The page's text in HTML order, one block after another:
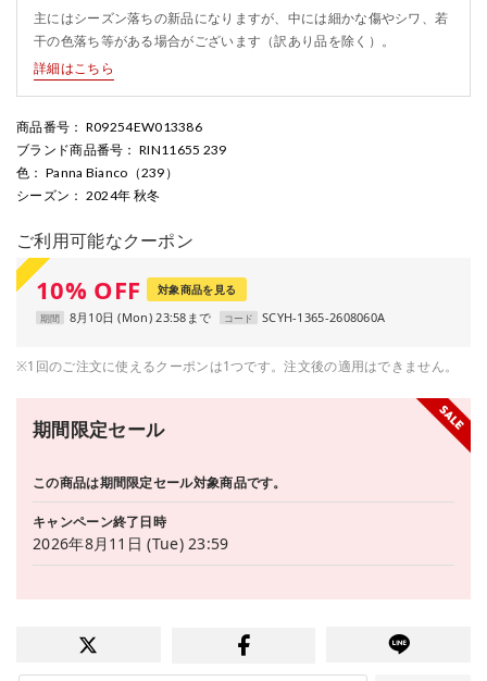
主にはシーズン落ちの新品になりますが、中には細かな傷やシワ、若
干の色落ち等がある場合がございます（訳あり品を除く）。
詳細はこちら
商品番号 ： R09254EW013386
ブランド商品番号 ： RIN11655 239
色 ： Panna Bianco（239）
シーズン ： 2024年 秋冬
ご利用可能なクーポン
10% OFF 対象商品を見る
期間 8月10日 (Mon) 23:58まで コード SCYH-1365-2608060A
※1回のご注文に使えるクーポンは1つです。注文後の適用はできません。
期間限定セール
この商品は期間限定セール対象商品です。
キャンペーン終了日時
2026年8月11日 (Tue) 23:59